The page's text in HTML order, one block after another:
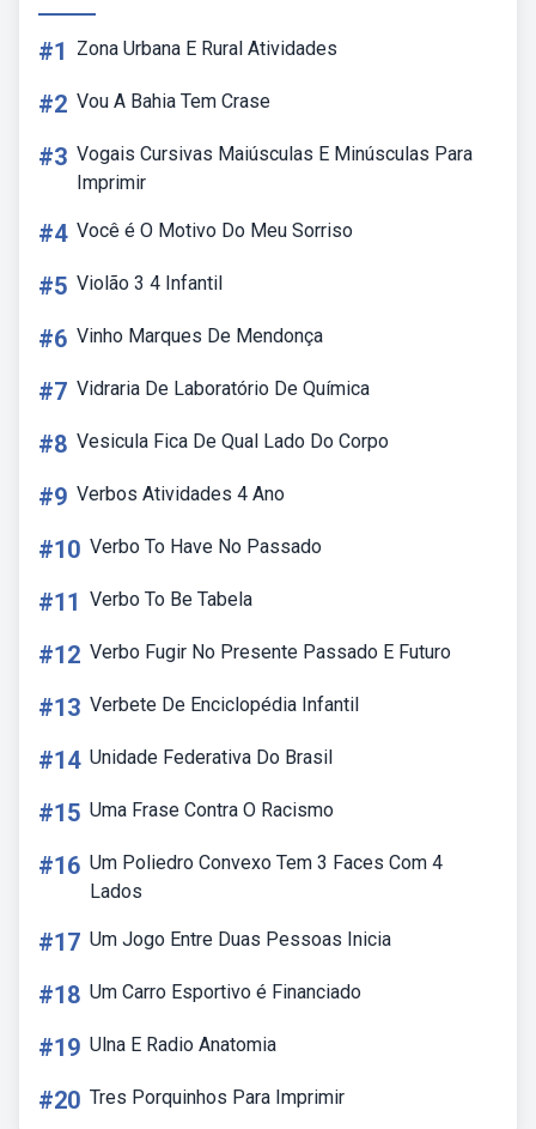
#1 Zona Urbana E Rural Atividades
#2 Vou A Bahia Tem Crase
#3 Vogais Cursivas Maiúsculas E Minúsculas Para
Imprimir
#4 Você é O Motivo Do Meu Sorriso
#5 Violão 3 4 Infantil
#6 Vinho Marques De Mendonça
#7 Vidraria De Laboratório De Química
#8 Vesicula Fica De Qual Lado Do Corpo
#9 Verbos Atividades 4 Ano
#10 Verbo To Have No Passado
#11 Verbo To Be Tabela
#12 Verbo Fugir No Presente Passado E Futuro
#13 Verbete De Enciclopédia Infantil
#14 Unidade Federativa Do Brasil
#15 Uma Frase Contra O Racismo
#16 Um Poliedro Convexo Tem 3 Faces Com 4
Lados
#17 Um Jogo Entre Duas Pessoas Inicia
#18 Um Carro Esportivo é Financiado
#19 Ulna E Radio Anatomia
#20 Tres Porquinhos Para Imprimir